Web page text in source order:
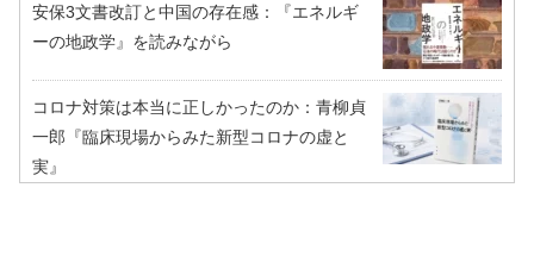
安保3文書改訂と中国の存在感：『エネルギ
ーの地政学』を読みながら
コロナ対策は本当に正しかったのか：青柳貞
一郎『臨床現場からみた新型コロナの虚と
実』